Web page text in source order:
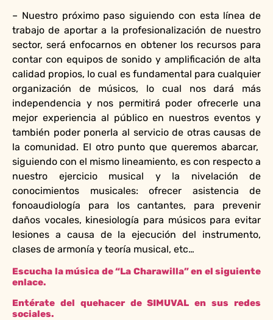
– Nuestro próximo paso siguiendo con esta línea de
trabajo de aportar a la profesionalización de nuestro
sector, será enfocarnos en obtener los recursos para
contar con equipos de sonido y amplificación de alta
calidad propios, lo cual es fundamental para cualquier
organización de músicos, lo cual nos dará más
independencia y nos permitirá poder ofrecerle una
mejor experiencia al público en nuestros eventos y
también poder ponerla al servicio de otras causas de
la comunidad. El otro punto que queremos abarcar,
siguiendo con el mismo lineamiento, es con respecto a
nuestro ejercicio musical y la nivelación de
conocimientos musicales: ofrecer asistencia de
fonoaudiología para los cantantes, para prevenir
daños vocales, kinesiología para músicos para evitar
lesiones a causa de la ejecución del instrumento,
clases de armonía y teoría musical, etc…
Escucha la música de “La Charawilla” en el siguiente
enlace.
Entérate del quehacer de SIMUVAL en sus redes
sociales.